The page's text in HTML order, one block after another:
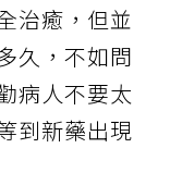
治癒，但並
久，不如問
病人不要太
到新藥出現